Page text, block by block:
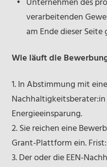
verarbeitenden
am Ende dieser
Wie läuft die
1. In Abstimmung mit
Energieeinsparung.
2. Sie reichen eine
Grant-Plattform ein.
3. Der oder die EEN-